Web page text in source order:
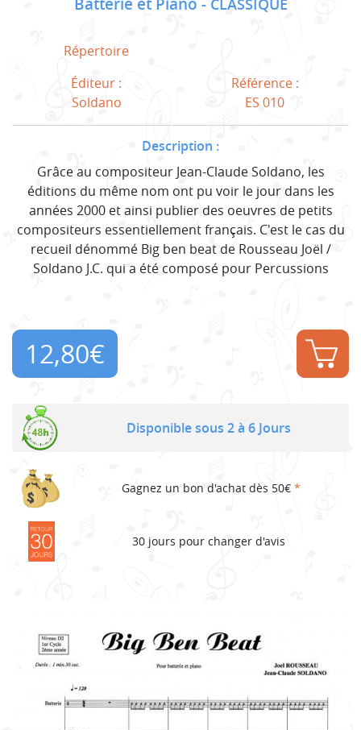
CLASSIQUE
Répertoire
Éditeur :
Soldano
Référence :
ES 010
Description :
Grâce au compositeur Jean-Claude Soldano, les
éditions du même nom ont pu voir le jour dans les
années 2000 et ainsi publier des oeuvres de petits
compositeurs essentiellement français. C'est le cas du
recueil dénommé Big ben beat de Rousseau Joël /
Soldano J.C. qui a été composé pour Percussions
12,80€
Disponible sous 2 à 6 Jours
Gagnez un bon d'achat dès 50€ *
30 jours pour changer d'avis